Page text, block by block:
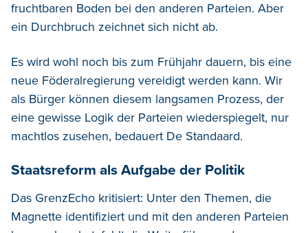
fruchtbaren Boden bei den anderen Parteien. Aber
ein Durchbruch zeichnet sich nicht ab.
Es wird wohl noch bis zum Frühjahr dauern, bis eine
neue Föderalregierung vereidigt werden kann. Wir
als Bürger können diesem langsamen Prozess, der
eine gewisse Logik der Parteien wiederspiegelt, nur
machtlos zusehen, bedauert De Standaard.
Staatsreform als Aufgabe der Politik
Das GrenzEcho kritisiert: Unter den Themen, die
Magnette identifiziert und mit den anderen Parteien